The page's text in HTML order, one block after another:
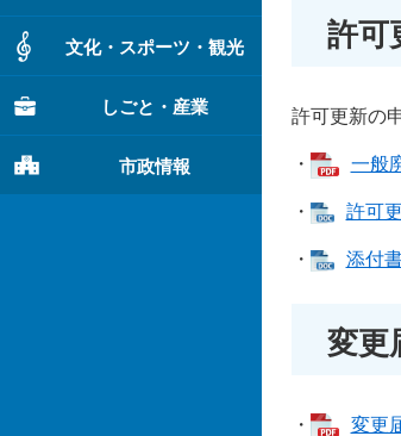
文化・スポーツ・観光
しごと・産業
市政情報
許可
許可更新の
・ 一般
・ 許可
・ 添付
変更
・
変更